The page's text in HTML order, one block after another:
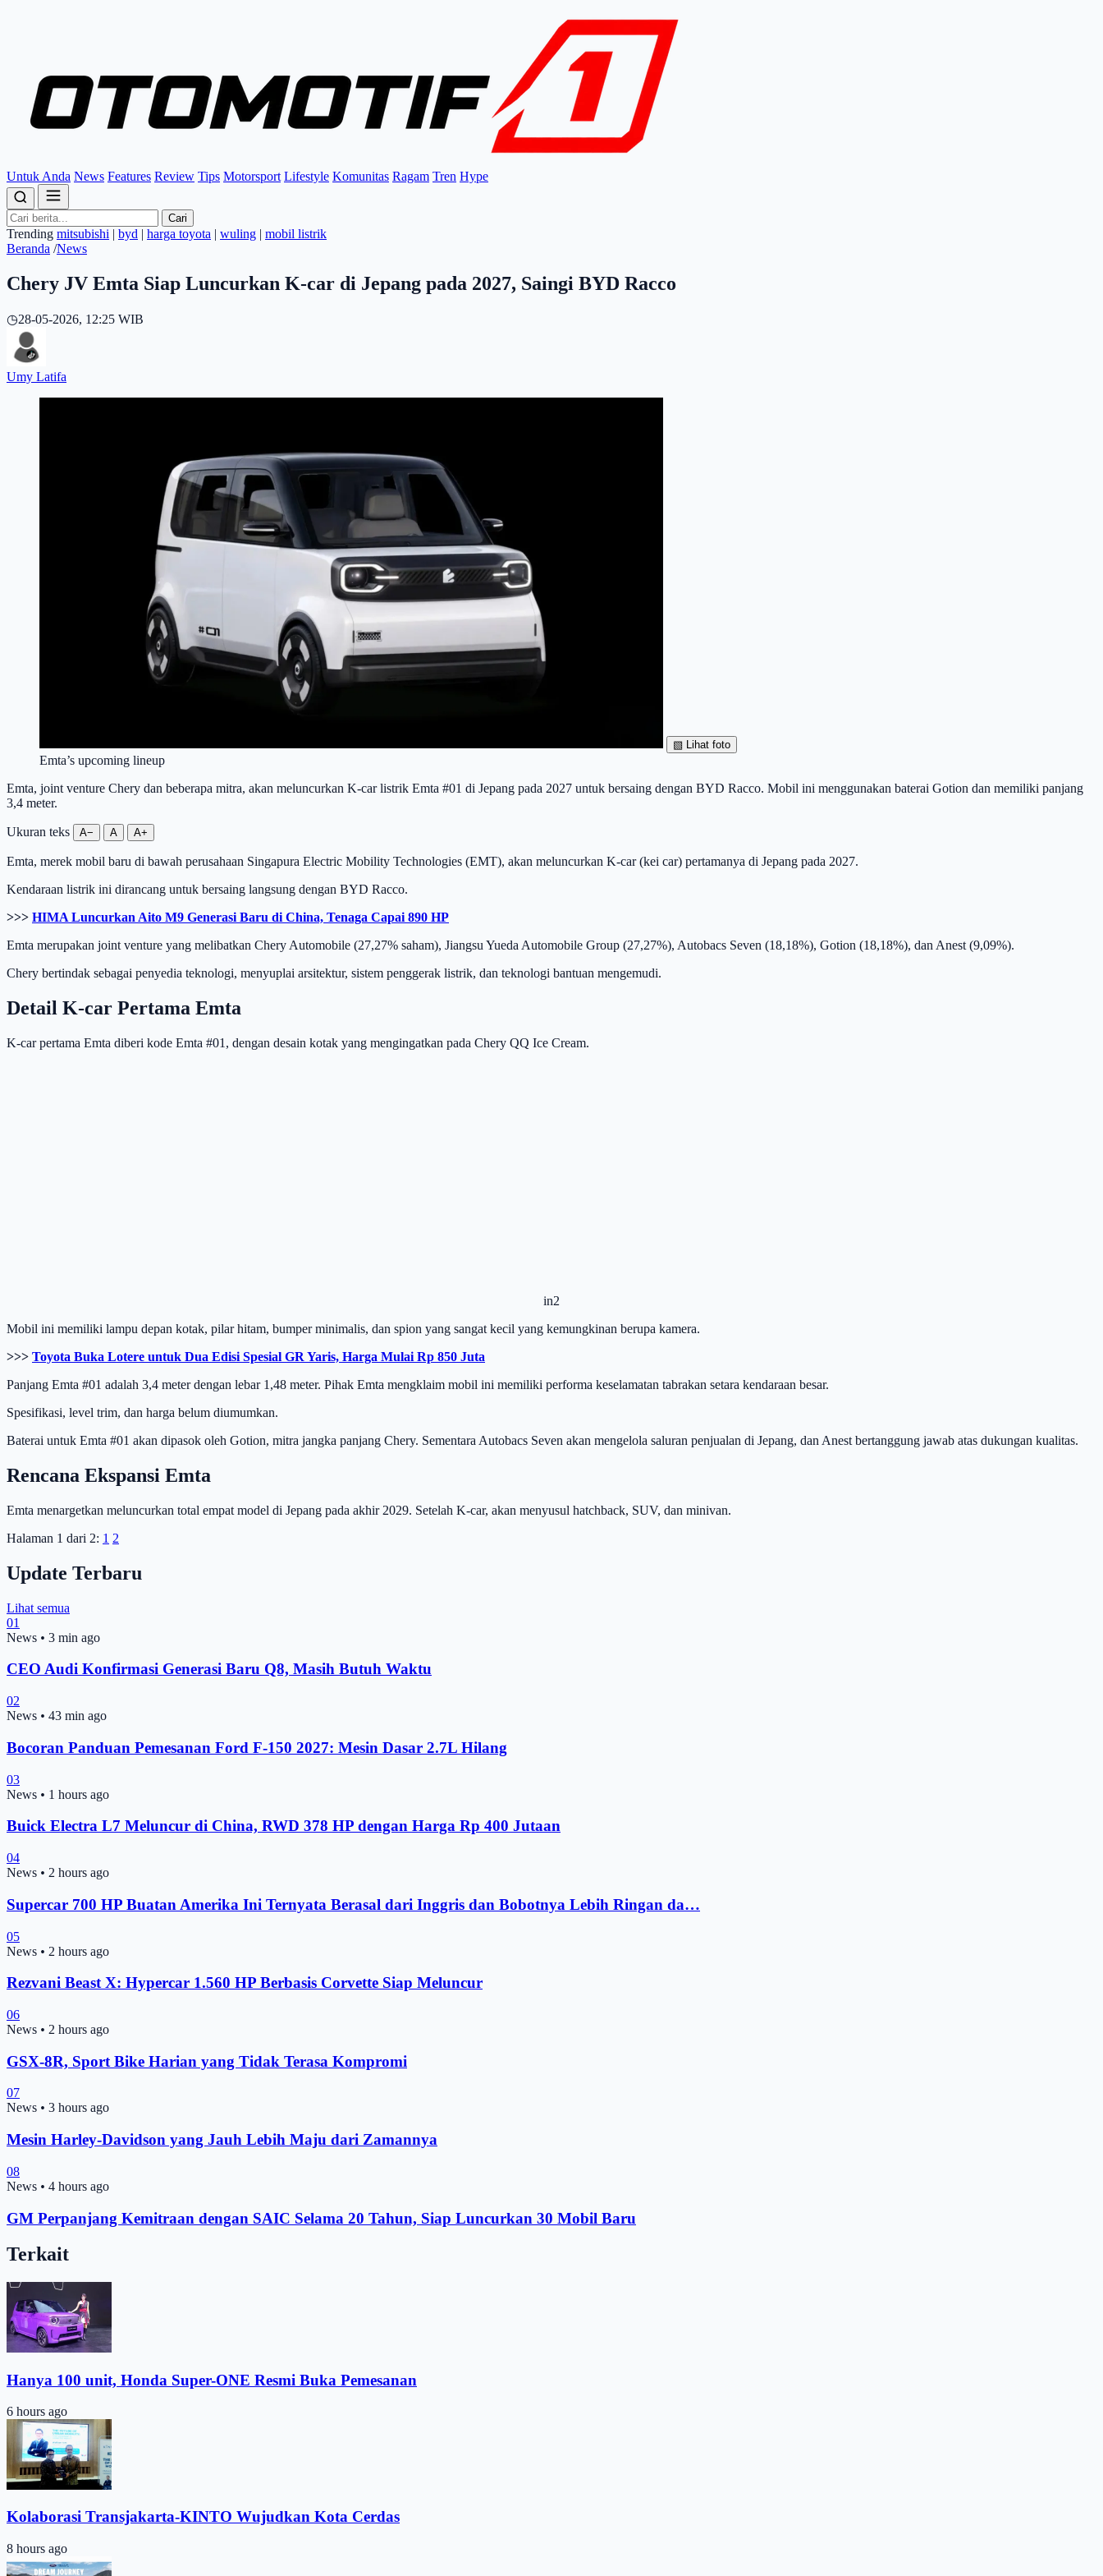
Untuk Anda News Features Review Tips Motorsport Lifestyle Komunitas Ragam Tren Hype
Cari
Trending mitsubishi | byd | harga toyota | wuling | mobil listrik
Beranda /News
Chery JV Emta Siap Luncurkan K-car di Jepang pada 2027, Saingi BYD Racco
◷28-05-2026, 12:25 WIB
Umy Latifa
▧ Lihat foto
Emta’s upcoming lineup
Emta, joint venture Chery dan beberapa mitra, akan meluncurkan K-car listrik Emta #01 di Jepang pada 2027 untuk bersaing dengan BYD Racco. Mobil ini menggunakan baterai Gotion dan memiliki panjang
3,4 meter.
Ukuran teks A− A A+
Emta, merek mobil baru di bawah perusahaan Singapura Electric Mobility Technologies (EMT), akan meluncurkan K-car (kei car) pertamanya di Jepang pada 2027.
Kendaraan listrik ini dirancang untuk bersaing langsung dengan BYD Racco.
>>> HIMA Luncurkan Aito M9 Generasi Baru di China, Tenaga Capai 890 HP
Emta merupakan joint venture yang melibatkan Chery Automobile (27,27% saham), Jiangsu Yueda Automobile Group (27,27%), Autobacs Seven (18,18%), Gotion (18,18%), dan Anest (9,09%).
Chery bertindak sebagai penyedia teknologi, menyuplai arsitektur, sistem penggerak listrik, dan teknologi bantuan mengemudi.
Detail K-car Pertama Emta
K-car pertama Emta diberi kode Emta #01, dengan desain kotak yang mengingatkan pada Chery QQ Ice Cream.
in2
Mobil ini memiliki lampu depan kotak, pilar hitam, bumper minimalis, dan spion yang sangat kecil yang kemungkinan berupa kamera.
>>> Toyota Buka Lotere untuk Dua Edisi Spesial GR Yaris, Harga Mulai Rp 850 Juta
Panjang Emta #01 adalah 3,4 meter dengan lebar 1,48 meter. Pihak Emta mengklaim mobil ini memiliki performa keselamatan tabrakan setara kendaraan besar.
Spesifikasi, level trim, dan harga belum diumumkan.
Baterai untuk Emta #01 akan dipasok oleh Gotion, mitra jangka panjang Chery. Sementara Autobacs Seven akan mengelola saluran penjualan di Jepang, dan Anest bertanggung jawab atas dukungan kualitas.
Rencana Ekspansi Emta
Emta menargetkan meluncurkan total empat model di Jepang pada akhir 2029. Setelah K-car, akan menyusul hatchback, SUV, dan minivan.
Halaman 1 dari 2: 1 2
Update Terbaru
Lihat semua
01
News • 3 min ago
CEO Audi Konfirmasi Generasi Baru Q8, Masih Butuh Waktu
02
News • 43 min ago
Bocoran Panduan Pemesanan Ford F-150 2027: Mesin Dasar 2.7L Hilang
03
News • 1 hours ago
Buick Electra L7 Meluncur di China, RWD 378 HP dengan Harga Rp 400 Jutaan
04
News • 2 hours ago
Supercar 700 HP Buatan Amerika Ini Ternyata Berasal dari Inggris dan Bobotnya Lebih Ringan da…
05
News • 2 hours ago
Rezvani Beast X: Hypercar 1.560 HP Berbasis Corvette Siap Meluncur
06
News • 2 hours ago
GSX-8R, Sport Bike Harian yang Tidak Terasa Kompromi
07
News • 3 hours ago
Mesin Harley-Davidson yang Jauh Lebih Maju dari Zamannya
08
News • 4 hours ago
GM Perpanjang Kemitraan dengan SAIC Selama 20 Tahun, Siap Luncurkan 30 Mobil Baru
Terkait
Hanya 100 unit, Honda Super-ONE Resmi Buka Pemesanan
6 hours ago
Kolaborasi Transjakarta-KINTO Wujudkan Kota Cerdas
8 hours ago